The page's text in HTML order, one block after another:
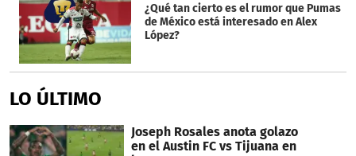
¿Qué tan cierto es el rumor que Pumas
de México está interesado en Alex
López?
LO ÚLTIMO
Joseph Rosales anota golazo
en el Austin FC vs Tijuana en